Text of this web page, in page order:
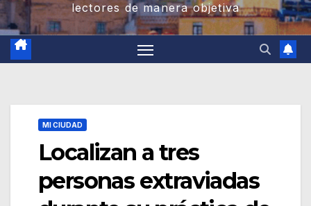
lectores de manera objetiva
MI CIUDAD
Localizan a tres
personas extraviadas